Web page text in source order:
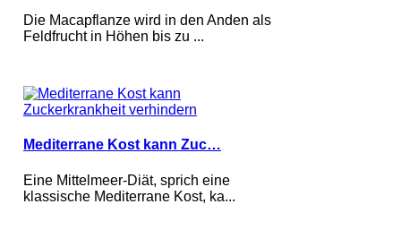
Die Macapflanze wird in den Anden als
Feldfrucht in Höhen bis zu ...
Mediterrane Kost kann Zuc…
Eine Mittelmeer-Diät, sprich eine
klassische Mediterrane Kost, ka...